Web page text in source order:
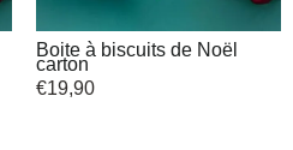
Boite à biscuits de Noël
carton
€19,90